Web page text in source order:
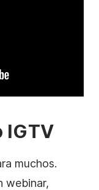
IGTV
muchos.
webinar,